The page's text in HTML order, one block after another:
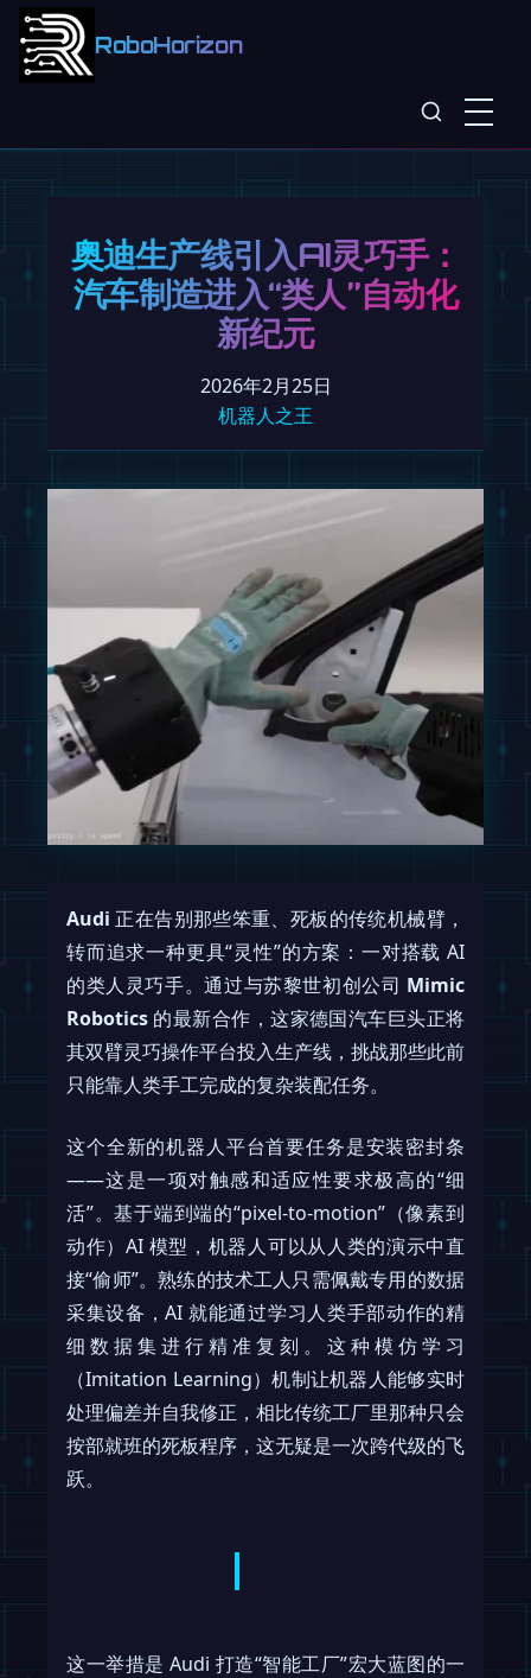
RoboHorizon
奥迪生产线引入AI灵巧手：
汽车制造进入“类人”自动化
新纪元
2026年2月25日
机器人之王
Audi 正在告别那些笨重、死板的传统机械臂，
转而追求一种更具“灵性”的方案：一对搭载 AI
的类人灵巧手。通过与苏黎世初创公司 Mimic
Robotics 的最新合作，这家德国汽车巨头正将
其双臂灵巧操作平台投入生产线，挑战那些此前
只能靠人类手工完成的复杂装配任务。
这个全新的机器人平台首要任务是安装密封条
——这是一项对触感和适应性要求极高的“细
活”。基于端到端的“pixel-to-motion”（像素到
动作）AI 模型，机器人可以从人类的演示中直
接“偷师”。熟练的技术工人只需佩戴专用的数据
采集设备，AI 就能通过学习人类手部动作的精
细数据集进行精准复刻。这种模仿学习
（Imitation Learning）机制让机器人能够实时
处理偏差并自我修正，相比传统工厂里那种只会
按部就班的死板程序，这无疑是一次跨代级的飞
跃。
这一举措是 Audi 打造“智能工厂”宏大蓝图的一